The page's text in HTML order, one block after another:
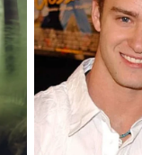
ซึ่งมีเพียงหนึ่งมา
ชุม กมธ. โดยเฉพา
บโดย กมธ.เสียงเ